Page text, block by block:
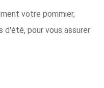
votre pommier,
d'été, pour vous assurer